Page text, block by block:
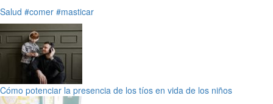
Salud #comer #masticar
Cómo potenciar la presencia de los tíos en vida de los niños